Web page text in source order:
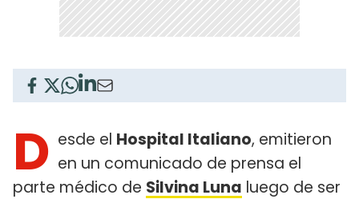
D esde el Hospital Italiano, emitieron
en un comunicado de prensa el
parte médico de Silvina Luna luego de ser